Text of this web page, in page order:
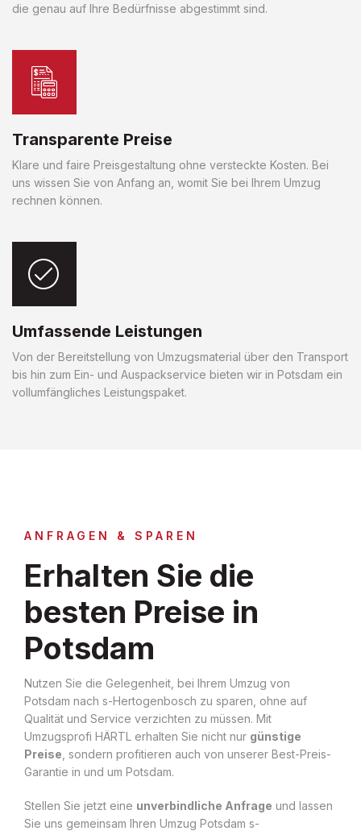
die genau auf Ihre Bedürfnisse abgestimmt sind.
Transparente Preise
Klare und faire Preisgestaltung ohne versteckte Kosten. Bei
uns wissen Sie von Anfang an, womit Sie bei Ihrem Umzug
rechnen können.
Umfassende Leistungen
Von der Bereitstellung von Umzugsmaterial über den Transport
bis hin zum Ein- und Auspackservice bieten wir in Potsdam ein
vollumfängliches Leistungspaket.
ANFRAGEN & SPAREN
Erhalten Sie die
besten Preise in
Potsdam
Nutzen Sie die Gelegenheit, bei Ihrem Umzug von
Potsdam nach s-Hertogenbosch zu sparen, ohne auf
Qualität und Service verzichten zu müssen. Mit
Umzugsprofi HÄRTL erhalten Sie nicht nur günstige
Preise , sondern profitieren auch von unserer Best-Preis-
Garantie in und um Potsdam.
Stellen Sie jetzt eine unverbindliche Anfrage und lassen
Sie uns gemeinsam Ihren Umzug Potsdam s-